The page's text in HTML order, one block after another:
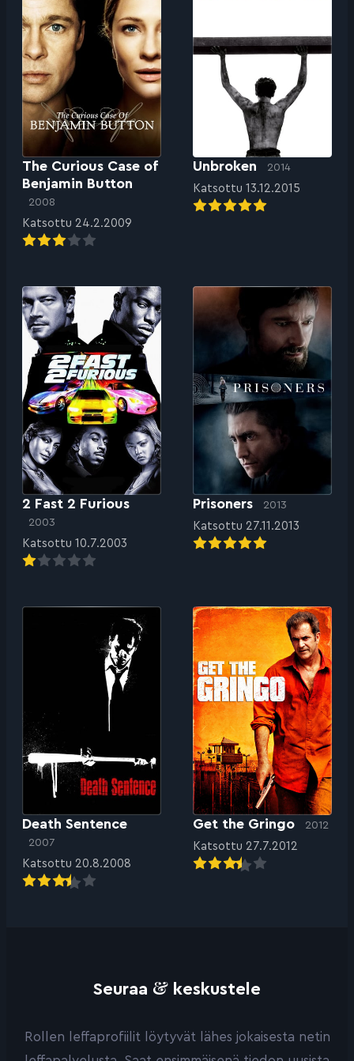
The Curious Case of
Benjamin Button
2008
Katsottu 24.2.2009
Unbroken 2014
Katsottu 13.12.2015
2 Fast 2 Furious
2003
Katsottu 10.7.2003
Prisoners 2013
Katsottu 27.11.2013
Death Sentence
2007
Katsottu 20.8.2008
Get the Gringo 2012
Katsottu 27.7.2012
Seuraa & keskustele
Rollen leffaprofiilit löytyvät lähes jokaisesta netin